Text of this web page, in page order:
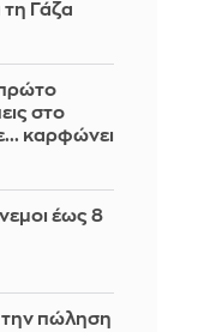
τη Γάζα
πρώτο
στο
καρφώνει
έως 8
την πώληση